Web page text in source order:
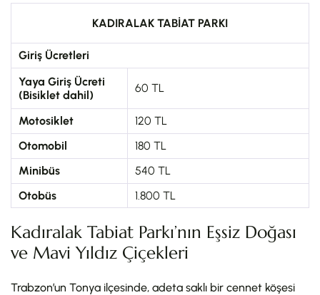
KADIRALAK TABİAT PARKI
Giriş Ücretleri
Yaya Giriş Ücreti
(Bisiklet dahil)
60 TL
Motosiklet
120 TL
Otomobil
180 TL
Minibüs
540 TL
Otobüs
1.800 TL
Kadıralak Tabiat Parkı’nın Eşsiz Doğası
ve Mavi Yıldız Çiçekleri
Trabzon’un Tonya ilçesinde, adeta saklı bir cennet köşesi